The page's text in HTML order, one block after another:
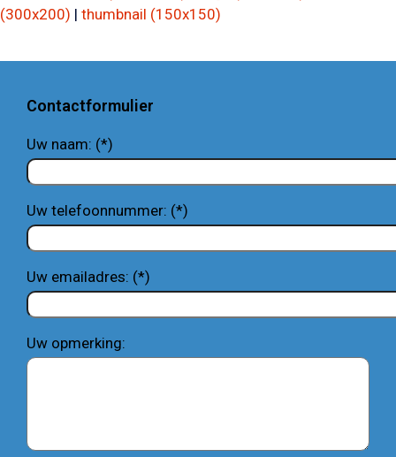
(300x200) | thumbnail (150x150)
Contactformulier
Uw naam: (*)
Uw telefoonnummer: (*)
Uw emailadres: (*)
Uw opmerking: